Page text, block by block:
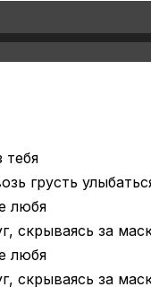
тебя
грусть
любя
скрываясь за
любя
скрываясь за